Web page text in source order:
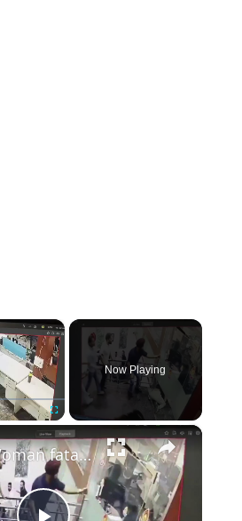
×
Fullscreen
Now Playing
×
India: Woman fatally stabbed over 20 times inside office building as suspect attempts suicide.